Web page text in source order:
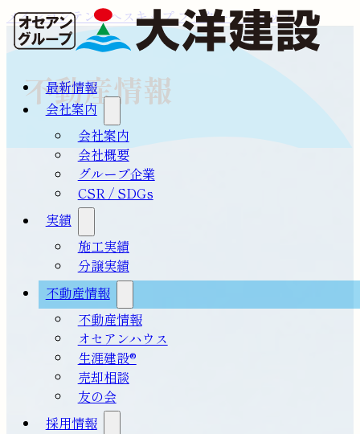
メインコンテンツへスキップフッターへスキップ
最新情報
会社案内
会社案内
会社概要
グループ企業
CSR / SDGs
実績
施工実績
分譲実績
不動産情報
不動産情報
オセアンハウス
生涯建設®
売却相談
友の会
採用情報
不動産情報